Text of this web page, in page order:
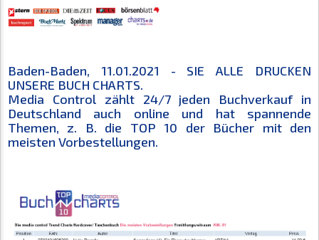
Baden-Baden, 11.01.2021 - SIE ALLE DRUCKEN
UNSERE BUCH CHARTS.
Media Control zählt 24/7 jeden Buchverkauf in
Deutschland auch online und hat spannende
Themen, z. B. die TOP 10 der Bücher mit den
meisten Vorbestellungen.